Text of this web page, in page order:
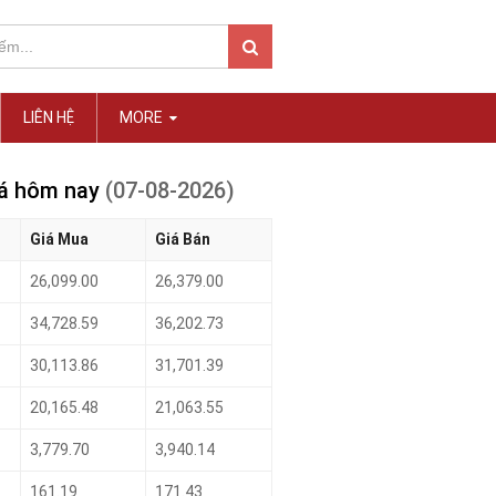
LIÊN HỆ MORE
hôm nay (07-08-2026)
Giá Mua Giá Bán
26,099.00 26,379.00
34,728.59 36,202.73
30,113.86 31,701.39
20,165.48 21,063.55
3,779.70 3,940.14
161.19 171.43